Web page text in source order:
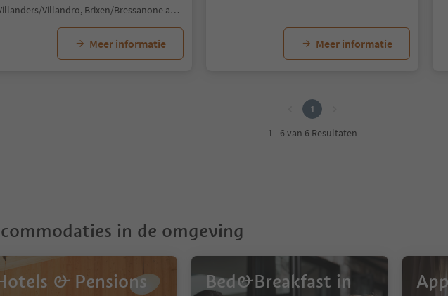
Villanders/Villandro, Brixen/Bressanone and environs
Meer informatie Meer informatie
1
1 - 6 van 6 Resultaten
in de omgeving
& Pensions
Bed&Breakfast in